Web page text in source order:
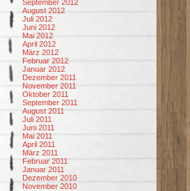
September 2012
August 2012
Juli 2012
Juni 2012
Mai 2012
April 2012
März 2012
Februar 2012
Januar 2012
Dezember 2011
November 2011
Oktober 2011
September 2011
August 2011
Juli 2011
Juni 2011
Mai 2011
April 2011
März 2011
Februar 2011
Januar 2011
Dezember 2010
November 2010